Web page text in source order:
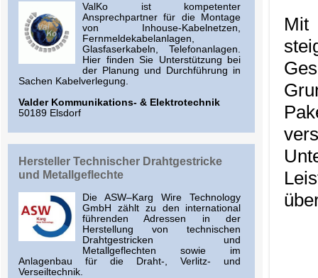
ValKo ist kompetenter
Ansprechpartner für die Montage
von Inhouse-Kabelnetzen,
Fernmeldekabelanlagen,
Glasfaserkabeln, Telefonanlagen.
Hier finden Sie Unterstützung bei
der Planung und Durchführung in
Sachen Kabelverlegung.
Valder Kommunikations- & Elektrotechnik
50189 Elsdorf
Hersteller Technischer Drahtgestricke
und Metallgeflechte
Die ASW–Karg Wire Technology
GmbH zählt zu den international
führenden Adressen in der
Herstellung von technischen
Drahtgestricken und
Metallgeflechten sowie im
Anlagenbau für die Draht-, Verlitz- und
Verseiltechnik.
Mit